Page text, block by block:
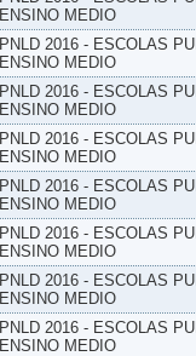
ENSINO MEDIO
PNLD 2016 - ESCOLAS
ENSINO MEDIO
PNLD 2016 - ESCOLAS
ENSINO MEDIO
PNLD 2016 - ESCOLAS
ENSINO MEDIO
PNLD 2016 - ESCOLAS
ENSINO MEDIO
PNLD 2016 - ESCOLAS
ENSINO MEDIO
PNLD 2016 - ESCOLAS
ENSINO MEDIO
PNLD 2016 - ESCOLAS
ENSINO MEDIO